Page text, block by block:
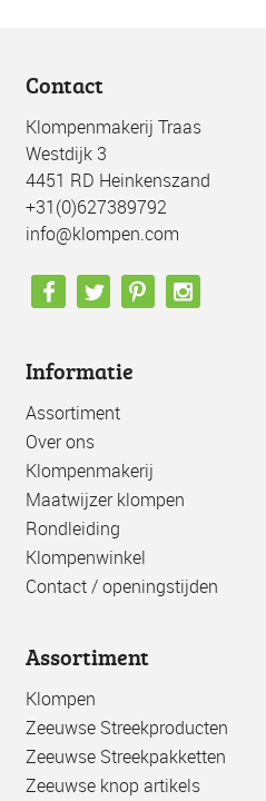
Contact
Klompenmakerij Traas
Westdijk 3
4451 RD Heinkenszand
+31(0)627389792
info@klompen.com
Informatie
Assortiment
Over ons
Klompenmakerij
Maatwijzer klompen
Rondleiding
Klompenwinkel
Contact / openingstijden
Assortiment
Klompen
Zeeuwse Streekproducten
Zeeuwse Streekpakketten
Zeeuwse knop artikels